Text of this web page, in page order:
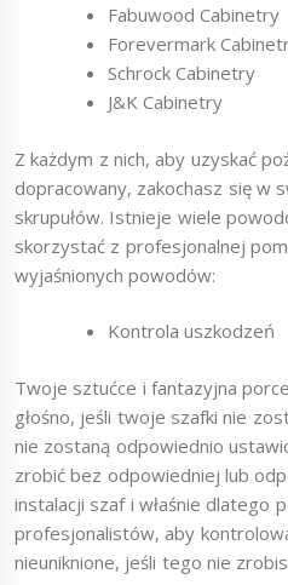
Fabuwood Cabinetry
Forevermark
Schrock Cabinetry
J&K Cabinetry
Z każdym z nich, aby uzyskać
dopracowany, zakochasz się w
skrupułów. Istnieje wiele
skorzystać z profesjonalnej
wyjaśnionych powodów:
Kontrola uszkodzeń
Twoje sztućce i fantazyjna
głośno, jeśli twoje szafki nie
nie zostaną odpowiednio
zrobić bez odpowiedniej lub
instalacji szaf i właśnie dlatego
profesjonalistów, aby
nieuniknione, jeśli tego nie